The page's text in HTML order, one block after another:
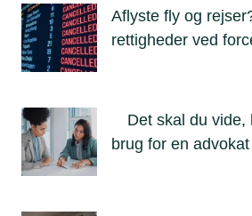
Aflyste fly og
rettigheder ved
Det skal du vide,
brug for en advokat